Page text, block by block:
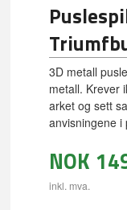
3D metall
metall. Krever
arket og sett
anvisningene i
NOK
inkl. mva.